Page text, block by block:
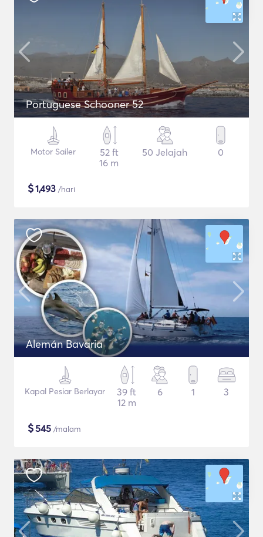
Portuguese Schooner 52
Motor Sailer
52 ft
16 m
50 Jelajah 0
$1,493 /hari
Alemán Bavaria
Kapal Pesiar Berlayar
39 ft
12 m
6 1 3
$545 /malam